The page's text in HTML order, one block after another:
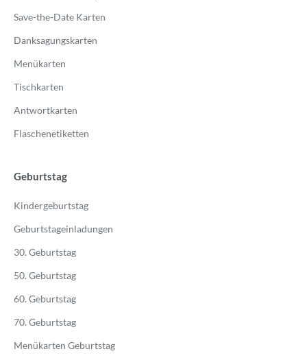
Save-the-Date Karten
Danksagungskarten
Menükarten
Tischkarten
Antwortkarten
Flaschenetiketten
Geburtstag
Kindergeburtstag
Geburtstageinladungen
30. Geburtstag
50. Geburtstag
60. Geburtstag
70. Geburtstag
Menükarten Geburtstag